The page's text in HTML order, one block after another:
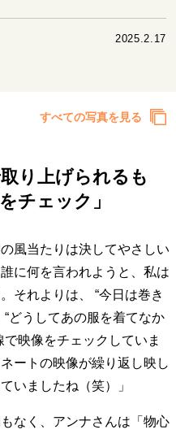
ルーティン
20代の現在地
代の土台
ル
美しさの哲学
なるということ
愛用品
2025.2.17
すべての写真を見る
り上げられるも
チェック」
風当たりは決してやさしい
に何を言われようと、私は
それよりは、 “今日は巻き
どうしてあの服を着てなか
映像をチェックしていま
ートの映像が繰り返し映し
いましたね（笑）」
なく、アンナさんは「物心